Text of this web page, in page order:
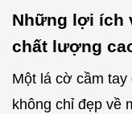
Những lợi ích
chất lượng
Một lá cờ cầm
không chỉ đẹp về